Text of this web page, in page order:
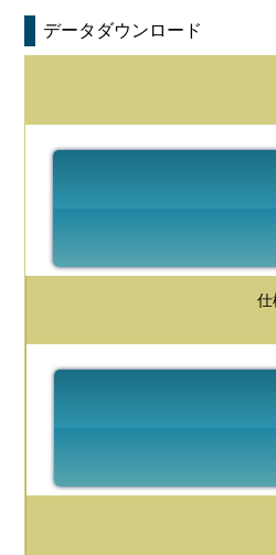
データダウンロード
仕